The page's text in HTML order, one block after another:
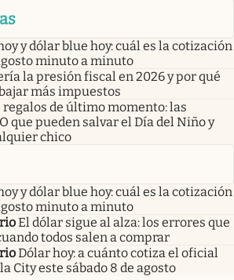
y dólar blue hoy: cuál es la cotización
minuto a minuto
la presión fiscal en 2026 y por qué
más impuestos
regalos de último momento: las
que pueden salvar el Día del Niño y
chico
y dólar blue hoy: cuál es la cotización
minuto a minuto
El dólar sigue al alza: los errores que
todos salen a comprar
Dólar hoy: a cuánto cotiza el oficial
City este sábado 8 de agosto